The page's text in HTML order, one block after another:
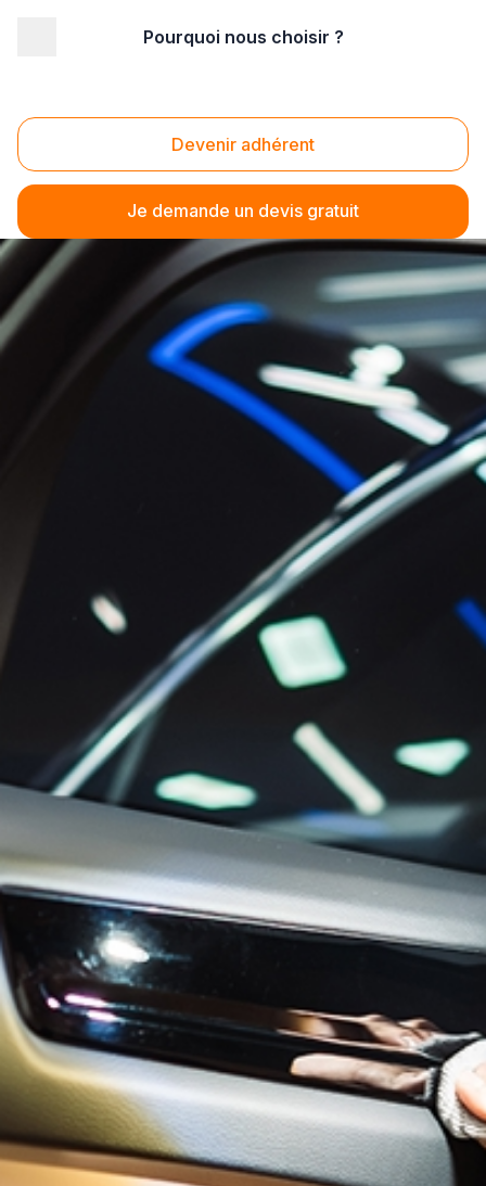
Pourquoi nous choisir ?
Devenir adhérent
Je demande un devis gratuit